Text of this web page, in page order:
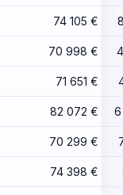
74 105 €
70 998 €
71 651 €
82 072 €
70 299 €
74 398 €